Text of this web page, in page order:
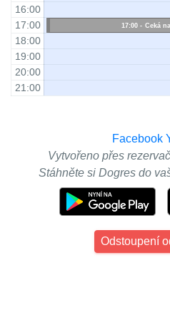
16:00
17:00
18:00
19:00
20:00
21:00
Čeká
Facebook
Vytvořeno přes
Stáhněte si Dogres do
Odstoupení